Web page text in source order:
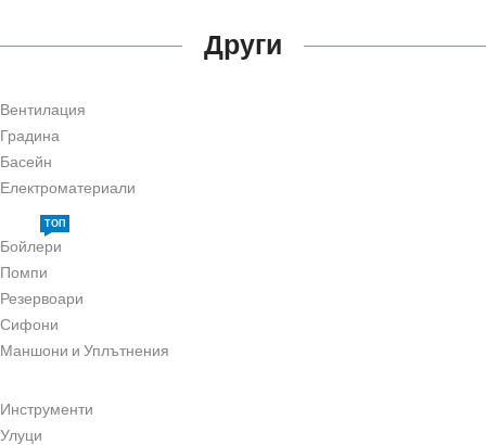
Други
Вентилация
Градина
Басейн
Електроматериали
Бойлери
ТОП
Помпи
Резервоари
Сифони
Маншони и Уплътнения
Инструменти
Улуци